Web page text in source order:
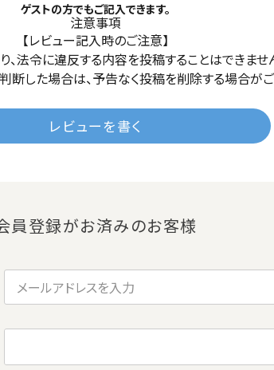
ゲストの方でもご記入できます。
注意事項
【レビュー記入時のご注意】
法令に違反する内容を投稿することはできませ
断した場合は、予告なく投稿を削除する場合がご
レビューを書く
員登録がお済みのお客様